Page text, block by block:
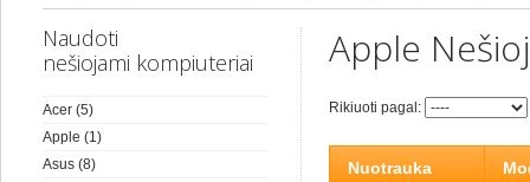
Naudoti
nešiojami kompiuteriai
Acer (5)
Apple (1)
Asus (8)
Apple
Rikiuoti pagal:
Nuotrauka